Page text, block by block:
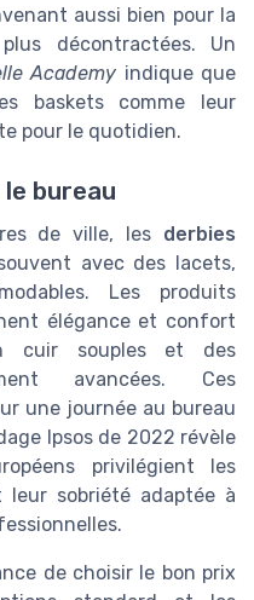
aussi bien pour la
décontractées. Un
Academy indique que
baskets comme leur
pour le quotidien.
bureau
de ville, les derbies
avec des lacets,
Les produits
élégance et confort
cuir souples et des
avancées. Ces
une journée au bureau
Ipsos de 2022 révèle
privilégient les
sobriété adaptée à
de choisir le bon prix